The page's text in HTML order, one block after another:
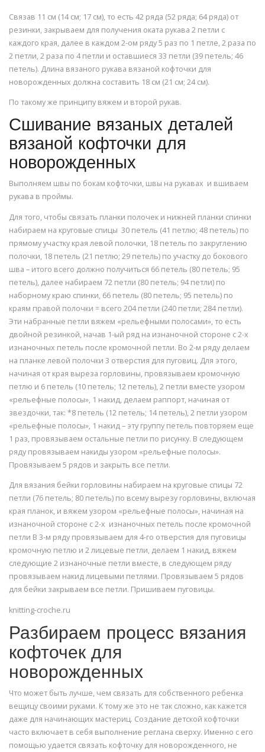
Связав 11 см (14 см; 17 см), то есть 42 ряда (52 ряда; 64 ряда) от
резинки, закрываем для получения оката рукава 2 петли с
каждого края, далее в каждом 2-ом ряду 5 раз по 1 петле, 2 раза по
2 петли, 2 раза по 4 петли и оставшиеся 33 петли (39 петель; 46
петель). Длина вязаного рукава вязаной кофточки для
новорожденных должна составить 18 см (21 см; 24 см).
По такому же принципу вяжем и второй рукав.
Сшивание вязаных деталей
вязаной кофточки для
новорожденных
Выполняем швы по бокам кофточки, швы на рукавах и вшиваем
рукава в проймы.
Для того, чтобы связать планки полочек и нижней планки спинки
набираем на круговые спицы 30 петель (41 петлю; 48 петель) по
прямому участку края левой полочки, 18 петель по закруглению
полочки, 18 петель (21 петлю; 29 петель) по участку до бокового
шва – итого всего должно получиться 66 петель (80 петель; 95
петель), далее набираем 72 петли (80 петель; 94 петли) по
наборному краю спинки, 66 петель (80 петель; 95 петель) по
краям правой полочки = всего 204 петли (240 петли; 284 петли).
Эти набранные петли вяжем «рельефными полосами», то есть
двойной резинкой, начав 1-ый ряд на изнаночной стороне с 2-х
изнаночных петель после кромочной петли. Во 2-м ряду делаем
на планке левой полочки 3 отверстия для пуговиц. Для этого,
начиная от края выреза горловины, провязываем кромочную
петлю и 6 петель (10 петель; 12 петель), 2 петли вместе узором
«рельефные полосы», 1 накид, делаем раппорт, начиная от
звездочки, так: *8 петель (12 петель; 14 петель), 2 петли узором
«рельефные полосы», 1 накид – эту группу петель повторяем еще
1 раз, провязываем остальные петли по рисунку. В следующем
ряду провязываем накиды узором «рельефные полосы».
Провязываем 5 рядов и закрыть все петли.
Для вязания бейки горловины набираем на круговые спицы 72
петли (76 петель; 80 петель) по всему вырезу горловины, включая
края планок, и вяжем узором «рельефные полосы», начиная на
изнаночной стороне с 2-х изнаночных петель после кромочной
петли В 3-м ряду провязываем для 4-го отверстия для пуговицы
кромочную петлю и 2 лицевые петли, делаем 1 накид, вяжем
следующие 2 изнаночные петли вместе, в следующем ряду
провязываем накид лицевыми петлями. Провязываем 5 рядов
для бейки закрываем все петли. Пришиваем пуговицы.
knitting-croche.ru
Разбираем процесс вязания
кофточек для
новорожденных
Что может быть лучше, чем связать для собственного ребенка
вещицу своими руками. К тому же это не так сложно, как кажется
даже для начинающих мастериц. Создание детской кофточки
часто включает в себя выполнение реглана сверху. Именно с его
помощью удается связать кофточку для новорожденного, не